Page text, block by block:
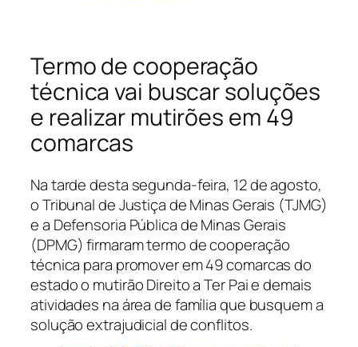
Termo de cooperação
técnica vai buscar soluções
e realizar mutirões em 49
comarcas
Na tarde desta segunda-feira, 12 de agosto,
o Tribunal de Justiça de Minas Gerais (TJMG)
e a Defensoria Pública de Minas Gerais
(DPMG) firmaram termo de cooperação
técnica para promover em 49 comarcas do
estado o mutirão Direito a Ter Pai e demais
atividades na área de família que busquem a
solução extrajudicial de conflitos.